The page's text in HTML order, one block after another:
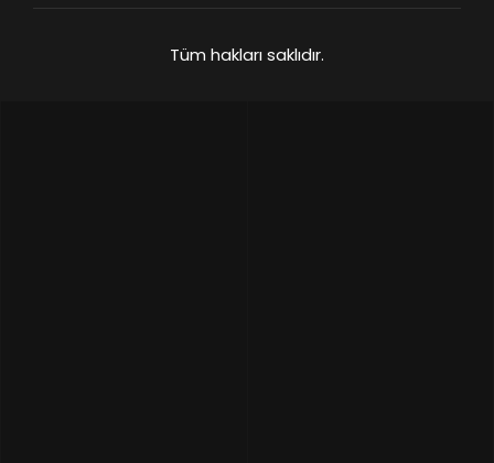
Tüm hakları saklıdır.